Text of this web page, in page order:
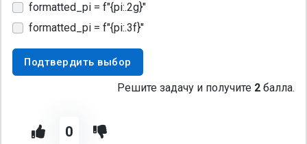
formatted_pi = f"{pi:.2g}"
formatted_pi = f"{pi:.3f}"
Подтвердить выбор
Решите задачу и получите 2 балла.
0